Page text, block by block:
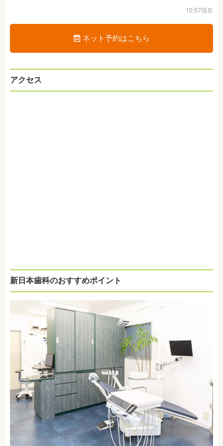
10:57現在
ネット予約はこちら
アクセス
新日本歯科のおすすめポイント